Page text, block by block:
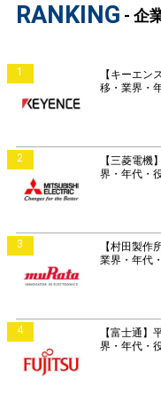
RANKING - 企
1
【キーエン
移・業界・
2
【三菱電機
界・年代・
3
【村田製作
業界・年代
4
【富士通】
界・年代・